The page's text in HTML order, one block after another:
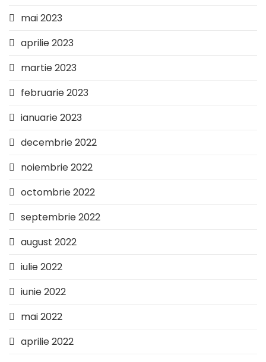
mai 2023
aprilie 2023
martie 2023
februarie 2023
ianuarie 2023
decembrie 2022
noiembrie 2022
octombrie 2022
septembrie 2022
august 2022
iulie 2022
iunie 2022
mai 2022
aprilie 2022